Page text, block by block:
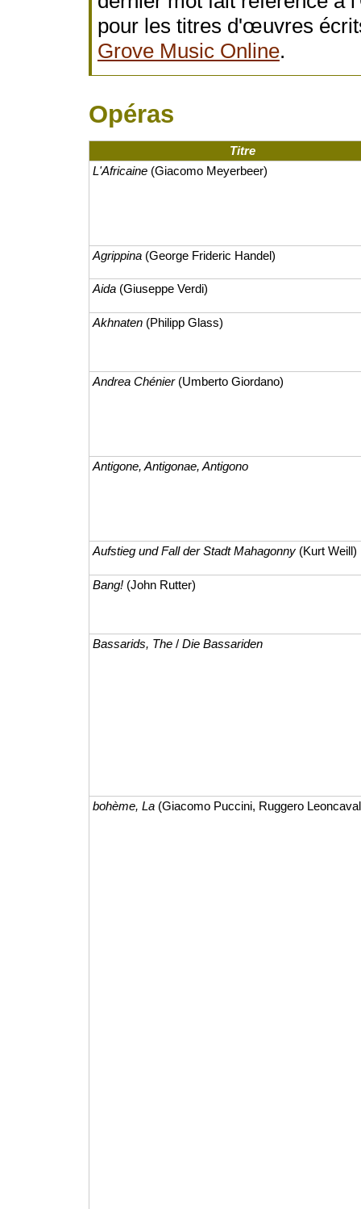
pour les titres d'œuvres
Grove Music Online.
Opéras
Titre
L'Africaine (Giacomo Meyerbeer)
Agrippina (George Frideric Handel)
Aida (Giuseppe Verdi)
Akhnaten (Philipp Glass)
Andrea Chénier(Umberto Giordano)
Antigone, Antigonae, Antigono
Aufstieg und Fall der Stadt Mahagonny (Kurt Weill)
Bang! (John Rutter)
Bassarids, The /Die Bassariden
bohème, La (Giacomo Puccini, Ruggero